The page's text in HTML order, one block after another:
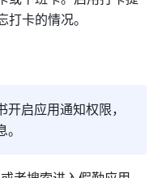
卡的情况。
启应用通知权限，